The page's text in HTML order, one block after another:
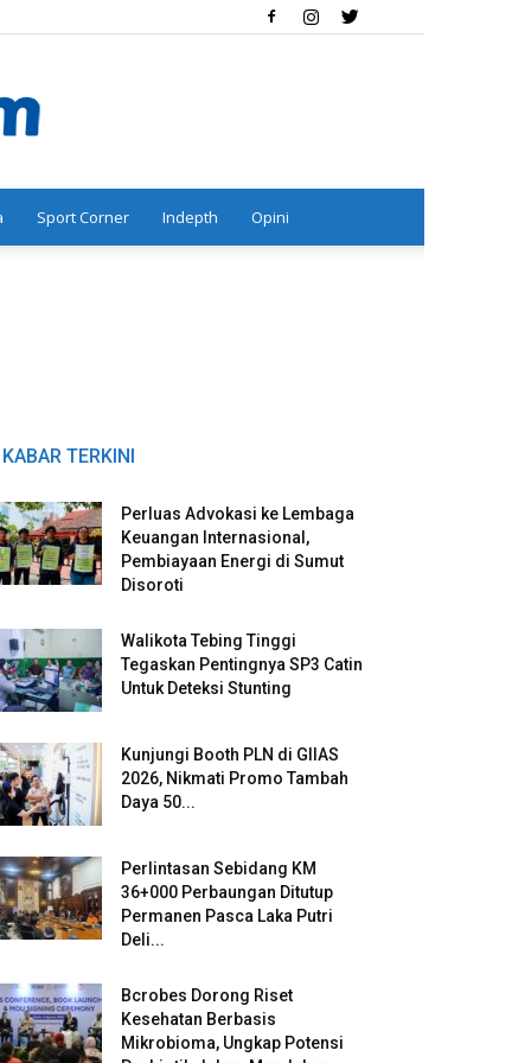
Sport Corner Indepth Opini
KABAR TERKINI
Perluas Advokasi ke Lembaga
Keuangan Internasional,
Pembiayaan Energi di Sumut
Disoroti
Walikota Tebing Tinggi
Tegaskan Pentingnya SP3 Catin
Untuk Deteksi Stunting
Kunjungi Booth PLN di GIIAS
2026, Nikmati Promo Tambah
Daya 50...
Perlintasan Sebidang KM
36+000 Perbaungan Ditutup
Permanen Pasca Laka Putri
Deli...
Bcrobes Dorong Riset
Kesehatan Berbasis
Mikrobioma, Ungkap Potensi